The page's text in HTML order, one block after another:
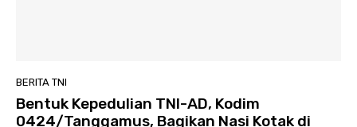
BERITA TNI
Bentuk Kepedulian TNI-AD, Kodim
0424/Tanggamus, Bagikan Nasi Kotak di